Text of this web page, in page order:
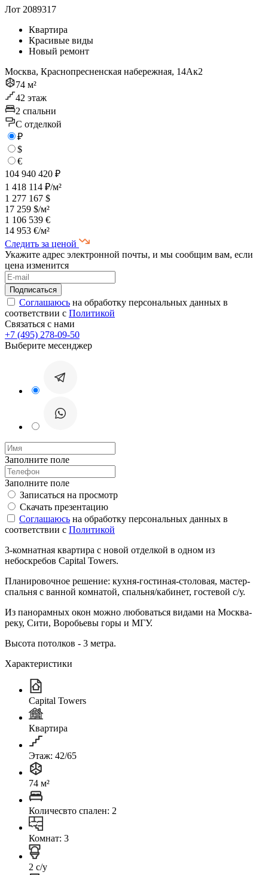
Лот 2089317
Квартира
Красивые виды
Новый ремонт
Москва, Краснопресненская набережная, 14Ак2
74 м²
42 этаж
2 спальни
C отделкой
₽
$
€
104 940 420 ₽
1 418 114 ₽/м²
1 277 167 $
17 259 $/м²
1 106 539 €
14 953 €/м²
Следить за ценой
Укажите адрес электронной почты, и мы сообщим вам, если
цена изменится
Соглашаюсь на обработку персональных данных в
соответствии с Политикой
Связаться с нами
+7 (495) 278-09-50
Выберите месенджер
Заполните поле
Заполните поле
Записаться на просмотр
Скачать презентацию
Соглашаюсь на обработку персональных данных в
соответствии с Политикой
3-комнатная квартира с новой отделкой в одном из
небоскребов Capital Towers.
Планировочное решение: кухня-гостиная-столовая, мастер-
спальня с ванной комнатой, спальня/кабинет, гостевой с/у.
Из панорамных окон можно любоваться видами на Москва-
реку, Сити, Воробьевы горы и МГУ.
Высота потолков - 3 метра.
Характеристики
Capital Towers
Квартира
Этаж: 42/65
74 м²
Количесвто спален: 2
Комнат: 3
2 с/у